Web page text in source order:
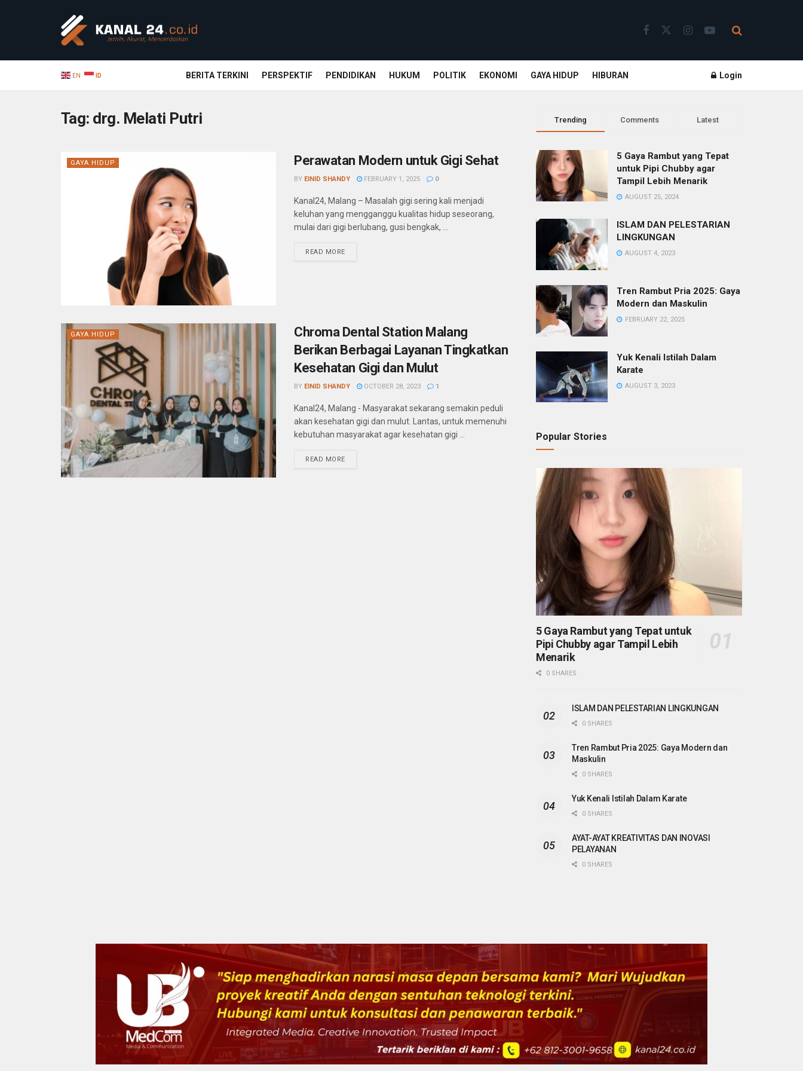
EN ID BERITA TERKINI PERSPEKTIF PENDIDIKAN HUKUM POLITIK EKONOMI GAYA HIDUP HIBURAN Login
Tag: drg. Melati Putri
GAYA HIDUP Perawatan Modern untuk Gigi Sehat
BY EINID SHANDY FEBRUARY 1, 2025 0
Kanal24, Malang – Masalah gigi sering kali menjadi
keluhan yang mengganggu kualitas hidup seseorang,
mulai dari gigi berlubang, gusi bengkak, ...
READ MORE
GAYA HIDUP
Chroma Dental Station Malang
Berikan Berbagai Layanan Tingkatkan
Kesehatan Gigi dan Mulut
BY EINID SHANDY OCTOBER 28, 2023 1
Kanal24, Malang - Masyarakat sekarang semakin peduli
akan kesehatan gigi dan mulut. Lantas, untuk memenuhi
kebutuhan masyarakat agar kesehatan gigi ...
READ MORE
Trending Comments Latest
5 Gaya Rambut yang Tepat
untuk Pipi Chubby agar
Tampil Lebih Menarik
AUGUST 25, 2024
ISLAM DAN PELESTARIAN
LINGKUNGAN
AUGUST 4, 2023
Tren Rambut Pria 2025: Gaya
Modern dan Maskulin
FEBRUARY 22, 2025
Yuk Kenali Istilah Dalam
Karate
AUGUST 3, 2023
Popular Stories
5 Gaya Rambut yang Tepat untuk
Pipi Chubby agar Tampil Lebih
Menarik
0 SHARES
ISLAM DAN PELESTARIAN LINGKUNGAN
0 SHARES
Tren Rambut Pria 2025: Gaya Modern dan
Maskulin
0 SHARES
Yuk Kenali Istilah Dalam Karate
0 SHARES
AYAT-AYAT KREATIVITAS DAN INOVASI
PELAYANAN
0 SHARES